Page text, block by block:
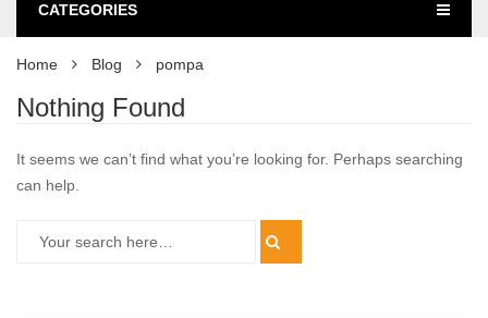
CATEGORIES
Home Blog pompa
Nothing Found
It seems we can’t find what you’re looking for. Perhaps searching
can help.